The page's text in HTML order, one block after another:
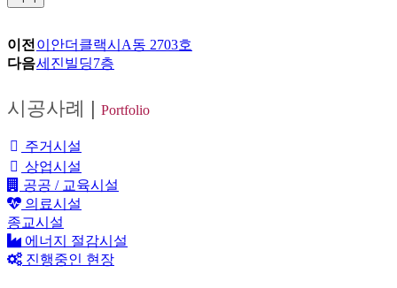
이전 이안더클랙시A동 2703호
다음세진빌딩7층
시공사례 | Portfolio
주거시설
상업시설
공공 / 교육시설
의료시설
종교시설
에너지 절감시설
진행중인 현장